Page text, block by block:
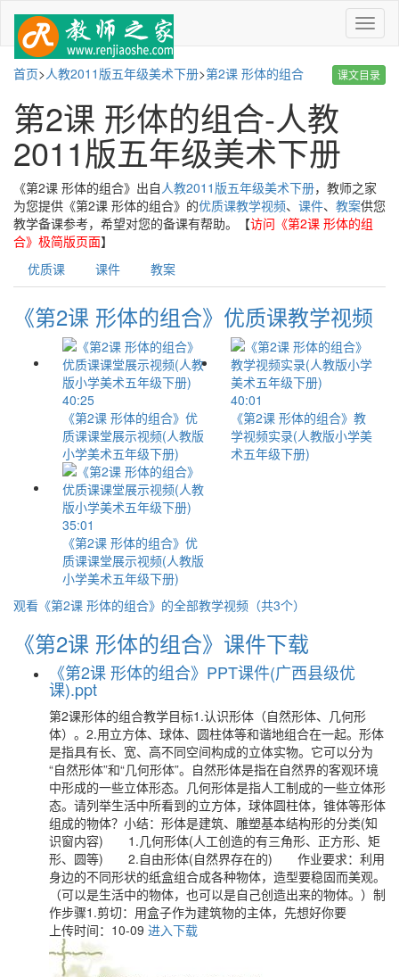
菜
单
课文目录
首页>人教2011版五年级美术下册>第2课 形体的组合
第2课 形体的组合-人教
2011版五年级美术下册
《第2课 形体的组合》出自人教2011版五年级美术下册，教师之家
为您提供《第2课 形体的组合》的优质课教学视频、 课件、 教案供您
教学备课参考，希望对您的备课有帮助。【访问《第2课 形体的组
合》极简版页面】
优质课
课件 教案
《第2课 形体的组合》优质课教学视频
40:25
《第2课 形体的组合》优
质课课堂展示视频(人教版
小学美术五年级下册)
40:01
《第2课 形体的组合》教
学视频实录(人教版小学美
术五年级下册)
35:01
《第2课 形体的组合》优
质课课堂展示视频(人教版
小学美术五年级下册)
观看《第2课 形体的组合》的全部教学视频（共3个）
《第2课 形体的组合》课件下载
《第2课 形体的组合》PPT课件(广西县级优
课).ppt
第2课形体的组合教学目标1.认识形体（自然形体、几何形
体）。2.用立方体、球体、圆柱体等和谐地组合在一起。形体
是指具有长、宽、高不同空间构成的立体实物。它可以分为
“自然形体”和“几何形体”。自然形体是指在自然界的客观环境
中形成的一些立体形态。几何形体是指人工制成的一些立体形
态。请列举生活中所看到的立方体，球体圆柱体，锥体等形体
组成的物体？小结：形体是建筑、雕塑基本结构形的分类(知
识窗内容) 1.几何形体(人工创造的有三角形、正方形、矩
形、圆等) 2.自由形体(自然界存在的) 作业要求：利用
身边的不同形状的纸盒组合成各种物体，造型要稳固而美观。
（可以是生活中的物体，也可以是自己创造出来的物体。）制
作步骤1.剪切：用盒子作为建筑物的主体，先想好你要
上传时间：10-09 进入下载